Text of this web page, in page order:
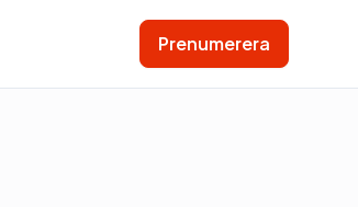
Prenumerera